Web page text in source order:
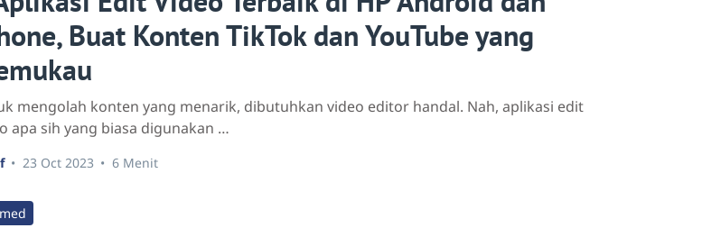
Buat Konten TikTok dan YouTube yang
mengolah konten yang menarik, dibutuhkan video editor handal. Nah, aplikasi edit
apa sih yang biasa digunakan …
23 Oct 2023 6 Menit